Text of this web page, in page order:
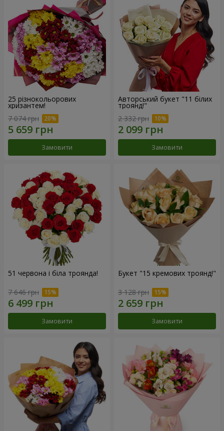
25 різнокольорових
хризантем!
7 074 грн
Замовити
Авторський букет "11 білих
троянд!"
2 332 грн
Замовити
51 червона і біла троянда!
7 646 грн
Замовити
Букет "15 кремових троянд!"
3 128 грн
Замовити